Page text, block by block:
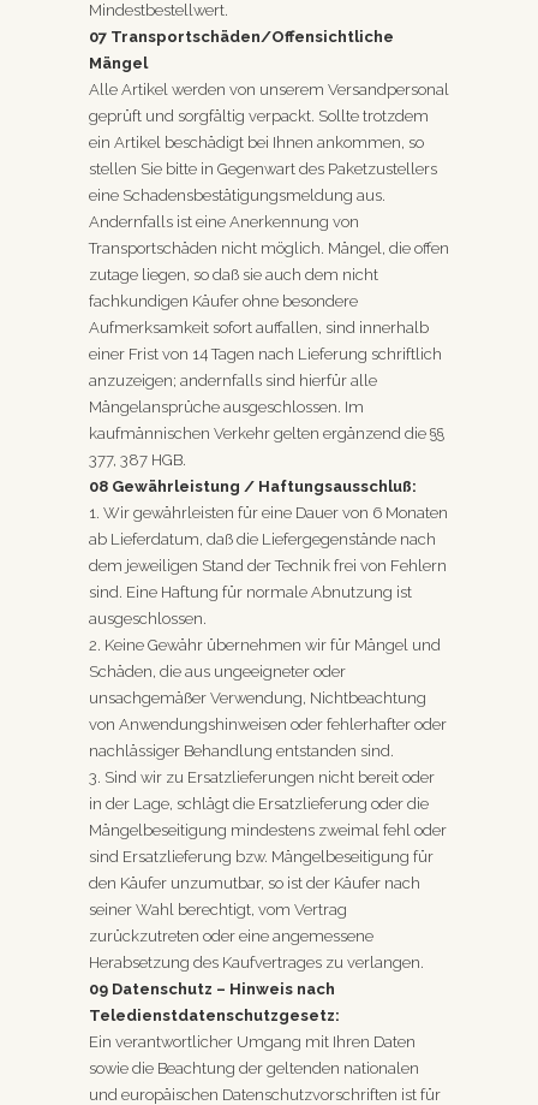
Mindestbestellwert.
07 Transportschäden/Offensichtliche
Mängel
Alle Artikel werden von unserem Versandpersonal
geprüft und sorgfältig verpackt. Sollte trotzdem
ein Artikel beschädigt bei Ihnen ankommen, so
stellen Sie bitte in Gegenwart des Paketzustellers
eine Schadensbestätigungsmeldung aus.
Andernfalls ist eine Anerkennung von
Transportschäden nicht möglich. Mängel, die offen
zutage liegen, so daß sie auch dem nicht
fachkundigen Käufer ohne besondere
Aufmerksamkeit sofort auffallen, sind innerhalb
einer Frist von 14 Tagen nach Lieferung schriftlich
anzuzeigen; andernfalls sind hierfür alle
Mängelansprüche ausgeschlossen. Im
kaufmännischen Verkehr gelten ergänzend die §§
377, 387 HGB.
08 Gewährleistung / Haftungsausschluß:
1. Wir gewährleisten für eine Dauer von 6 Monaten
ab Lieferdatum, daß die Liefergegenstände nach
dem jeweiligen Stand der Technik frei von Fehlern
sind. Eine Haftung für normale Abnutzung ist
ausgeschlossen.
2. Keine Gewähr übernehmen wir für Mängel und
Schäden, die aus ungeeigneter oder
unsachgemäßer Verwendung, Nichtbeachtung
von Anwendungshinweisen oder fehlerhafter oder
nachlässiger Behandlung entstanden sind.
3. Sind wir zu Ersatzlieferungen nicht bereit oder
in der Lage, schlägt die Ersatzlieferung oder die
Mängelbeseitigung mindestens zweimal fehl oder
sind Ersatzlieferung bzw. Mängelbeseitigung für
den Käufer unzumutbar, so ist der Käufer nach
seiner Wahl berechtigt, vom Vertrag
zurückzutreten oder eine angemessene
Herabsetzung des Kaufvertrages zu verlangen.
09 Datenschutz – Hinweis nach
Teledienstdatenschutzgesetz:
Ein verantwortlicher Umgang mit Ihren Daten
sowie die Beachtung der geltenden nationalen
und europäischen Datenschutzvorschriften ist für